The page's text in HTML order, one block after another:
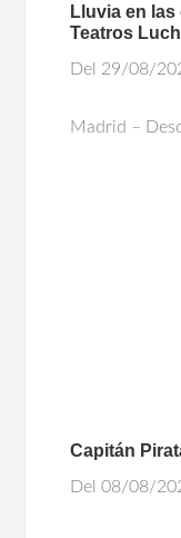
Lluvia en
Teatros
Del 29/08/
Madrid –
Capitán
Del 08/08/